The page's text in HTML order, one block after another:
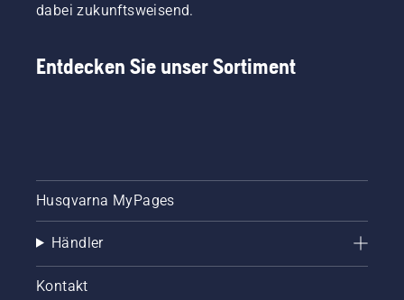
dabei zukunftsweisend.
Entdecken Sie unser Sortiment
Husqvarna MyPages
Händler
Kontakt